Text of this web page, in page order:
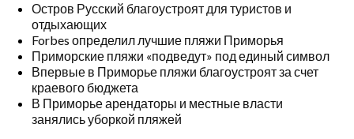
Остров Русский благоустроят для туристов и
отдыхающих
Forbes определил лучшие пляжи Приморья
Приморские пляжи «подведут» под единый символ
Впервые в Приморье пляжи благоустроят за счет
краевого бюджета
В Приморье арендаторы и местные власти
занялись уборкой пляжей